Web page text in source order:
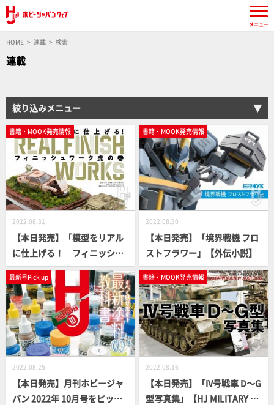
HOME 連載 検索
連載
絞り込みメニュー
書籍・MOOK発売情報
2022.08.31
【本日発売】「模型をリアル
に仕上げる！ フィニッシュ
ワーク虎の巻」【How To】
書籍・MOOK発売情報
2022.08.30
【本日発売】「境界戦機 フロ
ストフラワー」【外伝小説】
最新号Pick up
2022.08.25
【本日発売】月刊ホビージャ
パン 2022年 10月号をピック
書籍・MOOK発売情報
2022.08.16
【本日発売】「IV号戦車 D～G
型写真集」【HJ MILITARY P
メニュー